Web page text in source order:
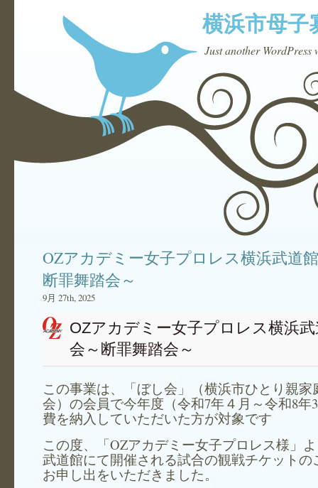
横浜市母子
Just another WordPress
OZアカデミー女子プロレス横浜武道
断罪舞踏会～
9月 27th, 2025
OZアカデミー女子プロレス横浜
会～断罪舞踏会～
この事業は、「ぼし会」（横浜市ひとり親家
会）の会員で今年度（令和7年４月～令和8年
費を納入していただいた方が対象です
この度、「OZアカデミー女子プロレス様」
武道館にて開催される試合の観戦チケットの
お申し出をいただきました。